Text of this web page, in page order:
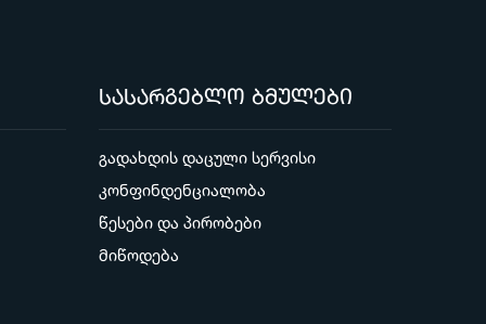
სასარგებლო ბმულები
გადახდის დაცული სერვისი
კონფინდენციალობა
წესები და პირობები
მიწოდება